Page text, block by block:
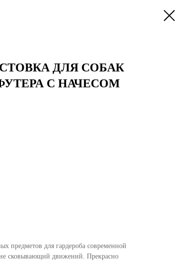
ДЛЯ СОБАК
С НАЧЕСОМ
предметов для гардероба современной
сковывающий движений. Прекрасно